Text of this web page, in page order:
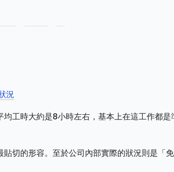
況
工時大約是8小時左右，基本上在這工作都是
切的形容。至於公司內部實際的狀況則是「